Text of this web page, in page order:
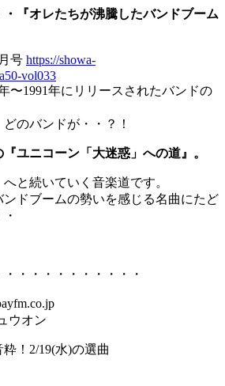
『オレたちが沸騰したバンドブーム
号 https://showa-
vol033
〜1991年にリリースされたバンドの
のバンドが・・？！
ユニコーン「大迷惑」への道』。
へと続いていく音楽道です。
ドブームの勢いを感じる名曲にたど
・・・・・・・・・・
ウオン
！2/19(水)の選曲